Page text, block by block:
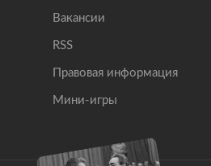
Вакансии
RSS
Правовая информация
Мини-игры